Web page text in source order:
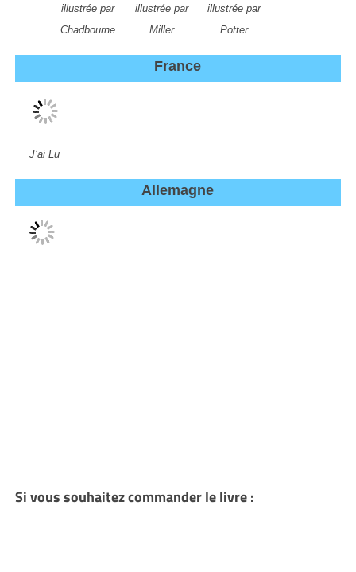
illustrée par
Chadbourne
illustrée par
Miller
illustrée par
Potter
France
J’ai Lu
Allemagne
Si vous souhaitez commander le livre :